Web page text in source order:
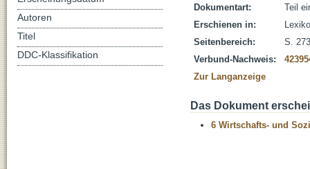
Dokumentart:
Teil
Erschienen in:
Seitenbereich:
S.
Verbund-Nachweis:
Zur Langanzeige
Das Dokument
6 Wirtschafts- und
Autoren
Titel
DDC-Klassifikation